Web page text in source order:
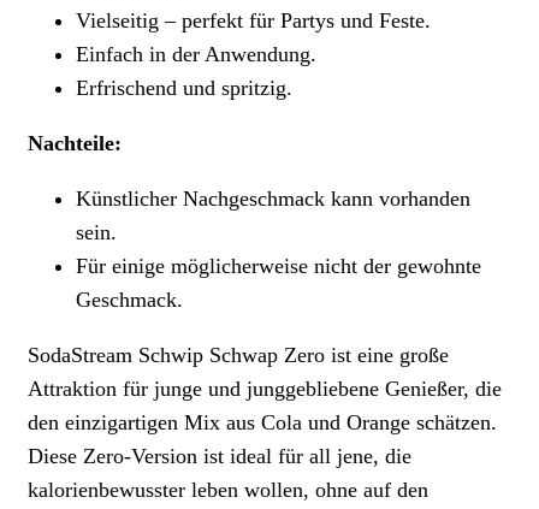
Vielseitig – perfekt für Partys und Feste.
Einfach in der Anwendung.
Erfrischend und spritzig.
Nachteile:
Künstlicher Nachgeschmack kann vorhanden
sein.
Für einige möglicherweise nicht der gewohnte
Geschmack.
SodaStream Schwip Schwap Zero ist eine große
Attraktion für junge und junggebliebene Genießer, die
den einzigartigen Mix aus Cola und Orange schätzen.
Diese Zero-Version ist ideal für all jene, die
kalorienbewusster leben wollen, ohne auf den